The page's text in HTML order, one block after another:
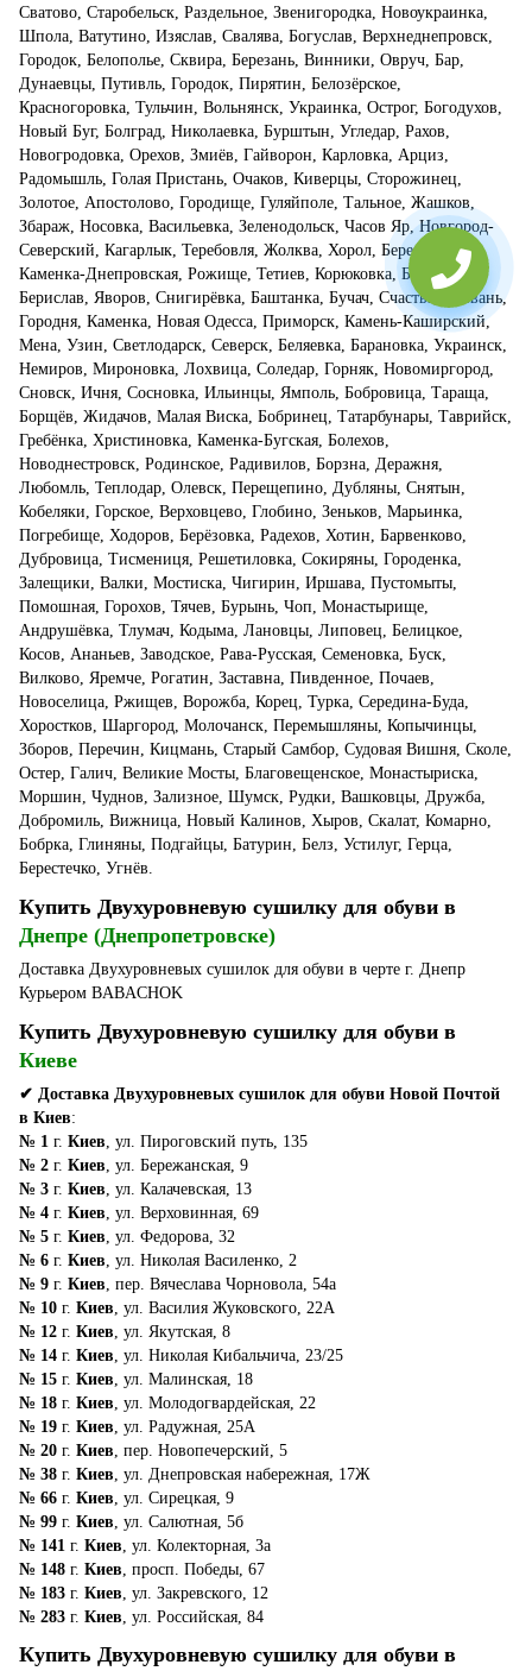
Сватово, Старобельск, Раздельное, Звенигородка, Новоукраинка,
Шпола, Ватутино, Изяслав, Свалява, Богуслав, Верхнеднепровск,
Городок, Белополье, Сквира, Березань, Винники, Овруч, Бар,
Дунаевцы, Путивль, Городок, Пирятин, Белозёрское,
Красногоровка, Тульчин, Вольнянск, Украинка, Острог, Богодухов,
Новый Буг, Болград, Николаевка, Бурштын, Угледар, Рахов,
Новогродовка, Орехов, Змиёв, Гайворон, Карловка, Арциз,
Радомышль, Голая Пристань, Очаков, Киверцы, Сторожинец,
Золотое, Апостолово, Городище, Гуляйполе, Тальное, Жашков,
Збараж, Носовка, Васильевка, Зеленодольск, Часов Яр, Новгород-
Северский, Кагарлык, Теребовля, Жолква, Хорол, Березно,
Каменка-Днепровская, Рожище, Тетиев, Корюковка, Бершадь,
Берислав, Яворов, Снигирёвка, Баштанка, Бучач, Счастье, Гнивань,
Городня, Каменка, Новая Одесса, Приморск, Камень-Каширский,
Мена, Узин, Светлодарск, Северск, Беляевка, Барановка, Украинск,
Немиров, Мироновка, Лохвица, Соледар, Горняк, Новомиргород,
Сновск, Ичня, Сосновка, Ильинцы, Ямполь, Бобровица, Тараща,
Борщёв, Жидачов, Малая Виска, Бобринец, Татарбунары, Таврийск,
Гребёнка, Христиновка, Каменка-Бугская, Болехов,
Новоднестровск, Родинское, Радивилов, Борзна, Деражня,
Любомль, Теплодар, Олевск, Перещепино, Дубляны, Снятын,
Кобеляки, Горское, Верховцево, Глобино, Зеньков, Марьинка,
Погребище, Ходоров, Берёзовка, Радехов, Хотин, Барвенково,
Дубровица, Тисмениця, Решетиловка, Сокиряны, Городенка,
Залещики, Валки, Мостиска, Чигирин, Иршава, Пустомыты,
Помошная, Горохов, Тячев, Бурынь, Чоп, Монастырище,
Андрушёвка, Тлумач, Кодыма, Лановцы, Липовец, Белицкое,
Косов, Ананьев, Заводское, Рава-Русская, Семеновка, Буск,
Вилково, Яремче, Рогатин, Заставна, Пивденное, Почаев,
Новоселица, Ржищев, Ворожба, Корец, Турка, Середина-Буда,
Хоростков, Шаргород, Молочанск, Перемышляны, Копычинцы,
Зборов, Перечин, Кицмань, Старый Самбор, Судовая Вишня, Сколе,
Остер, Галич, Великие Мосты, Благовещенское, Монастыриска,
Моршин, Чуднов, Зализное, Шумск, Рудки, Вашковцы, Дружба,
Добромиль, Вижница, Новый Калинов, Хыров, Скалат, Комарно,
Бобрка, Глиняны, Подгайцы, Батурин, Белз, Устилуг, Герца,
Берестечко, Угнёв.
Купить Двухуровневую сушилку для обуви в
Днепре (Днепропетровске)
Доставка Двухуровневых сушилок для обуви в черте г. Днепр
Курьером BABACHOK
Купить Двухуровневую сушилку для обуви в
Киеве
✔ Доставка Двухуровневых сушилок для обуви Новой Почтой
в Киев:
№ 1 г. Киев , ул. Пироговский путь, 135
№ 2 г. Киев , ул. Бережанская, 9
№ 3 г. Киев , ул. Калачевская, 13
№ 4 г. Киев , ул. Верховинная, 69
№ 5 г. Киев , ул. Федорова, 32
№ 6 г. Киев , ул. Николая Василенко, 2
№ 9 г. Киев , пер. Вячеслава Чорновола, 54а
№ 10 г. Киев , ул. Василия Жуковского, 22А
№ 12 г. Киев , ул. Якутская, 8
№ 14 г. Киев , ул. Николая Кибальчича, 23/25
№ 15 г. Киев , ул. Малинская, 18
№ 18 г. Киев , ул. Молодогвардейская, 22
№ 19 г. Киев , ул. Радужная, 25А
№ 20 г. Киев , пер. Новопечерский, 5
№ 38 г. Киев , ул. Днепровская набережная, 17Ж
№ 66 г. Киев , ул. Сирецкая, 9
№ 99 г. Киев , ул. Салютная, 5б
№ 141 г. Киев , ул. Колекторная, 3а
№ 148 г. Киев , просп. Победы, 67
№ 183 г. Киев , ул. Закревского, 12
№ 283 г. Киев , ул. Российская, 84
Купить Двухуровневую сушилку для обуви в